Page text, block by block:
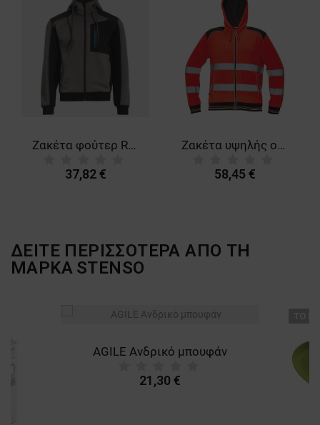
Ζακέτα φούτερ REVOLT MELANGE GREY
37,82 €
Ζακέτα υψηλής ορατότητας KNOXFIELD HV RED
58,45 €
ΔΕΙΤΕ ΠΕΡΙΣΣΟΤΕΡΑ ΑΠΟ ΤΗ
ΜΑΡΚΑ STENSO
AGILE Ανδρικό μπουφάν
21,30 €